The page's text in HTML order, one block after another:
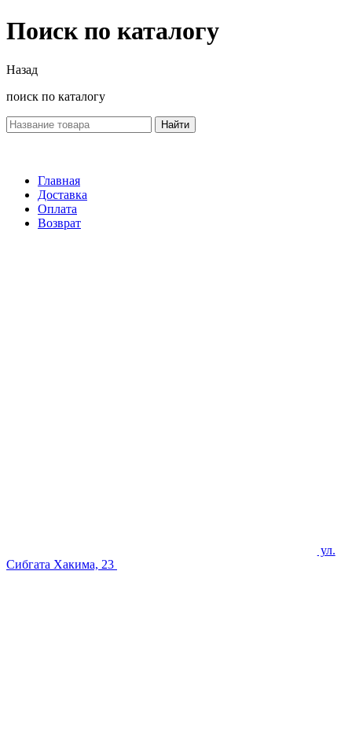
Поиск по каталогу
Назад
поиск по каталогу
Найти
Главная
Доставка
Оплата
Возврат
ул.
Сибгата Хакима, 23